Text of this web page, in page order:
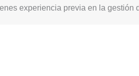
experiencia previa en la gestión